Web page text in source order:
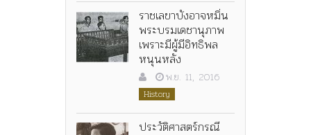
ราชเลขาบังอาจหมิ่น
พระบรมเดชานุภาพ
เพราะมีผู้มีอิทธิพล
หนุนหลัง
พ.ย. 11, 2016
History
ประวัติศาสตร์กรณี